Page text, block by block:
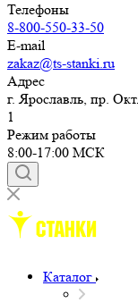
Телефоны
8-800-550-33-50
E-mail
zakaz@ts-stanki.ru
Адрес
г. Ярославль, пр.
1
Режим работы
8:00-17:00 МСК
Каталог